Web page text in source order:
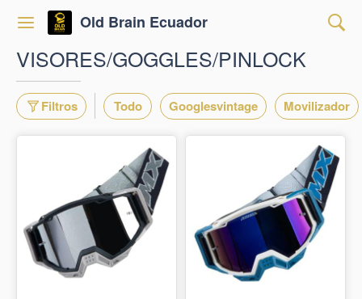
Old Brain Ecuador
VISORES/GOGGLES/PINLOCK
Filtros Todo Googlesvintage Movilizador